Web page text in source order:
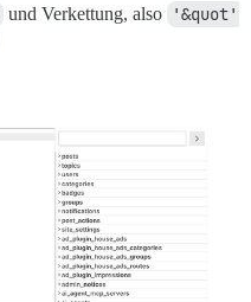
und Verkettung, also
'&quot'